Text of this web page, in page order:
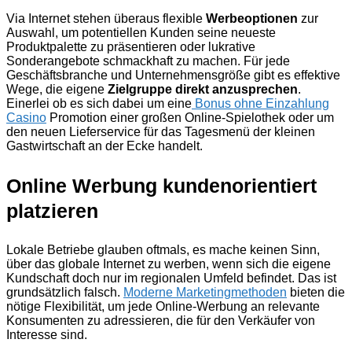
Via Internet stehen überaus flexible Werbeoptionen zur
Auswahl, um potentiellen Kunden seine neueste
Produktpalette zu präsentieren oder lukrative
Sonderangebote schmackhaft zu machen. Für jede
Geschäftsbranche und Unternehmensgröße gibt es effektive
Wege, die eigene Zielgruppe direkt anzusprechen.
Einerlei ob es sich dabei um eine Bonus ohne Einzahlung
Casino Promotion einer großen Online-Spielothek oder um
den neuen Lieferservice für das Tagesmenü der kleinen
Gastwirtschaft an der Ecke handelt.
Online Werbung kundenorientiert
platzieren
Lokale Betriebe glauben oftmals, es mache keinen Sinn,
über das globale Internet zu werben, wenn sich die eigene
Kundschaft doch nur im regionalen Umfeld befindet. Das ist
grundsätzlich falsch. Moderne Marketingmethoden bieten die
nötige Flexibilität, um jede Online-Werbung an relevante
Konsumenten zu adressieren, die für den Verkäufer von
Interesse sind.